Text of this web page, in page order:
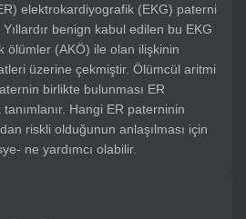
elektrokardiyografik (EKG) paterni
benign kabul edilen bu EKG
ölümler (AKÖ) ile olan ilişkinin
üzerine çekmiştir. Ölümcül aritmi
birlikte bulunması ER
Hangi ER paterninin
riskli olduğunun anlaşılması için
ne yardımcı olabilir.